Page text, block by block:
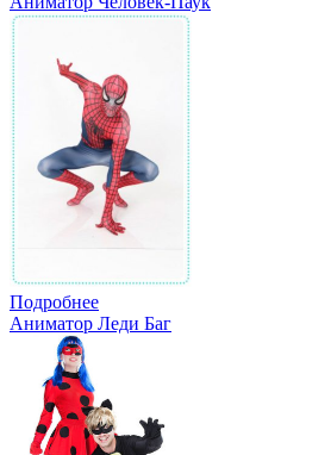
Подробнее
Аниматор Леди Баг